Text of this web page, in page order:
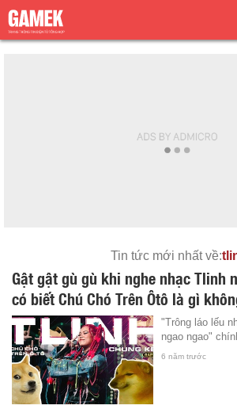
Tin tức mới nhất về:
Gật gật gù gù khi nghe nhạc Tlinh
có biết Chú Chó Trên Ôtô là gì
"Trông láo lếu
ngao ngao"
6 năm trước